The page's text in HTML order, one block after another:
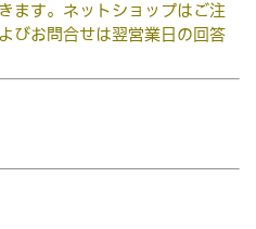
ます。ネットショップはご注
びお問合せは翌営業日の回答